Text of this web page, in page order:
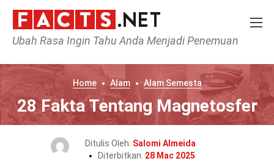
Ubah Rasa Ingin Tahu Anda Menjadi Penemuan
Home Alam Alam Semesta
28 Fakta Tentang Magnetosfer
Ditulis Oleh: Salomi Almeida
Diterbitkan: 28 Mac 2025